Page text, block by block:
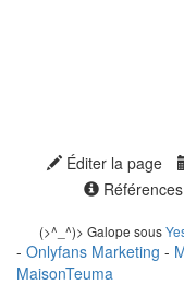
Éditer la page
Références
(>^_^)> Galope sous
- Onlyfans Marketing -
MaisonTeuma